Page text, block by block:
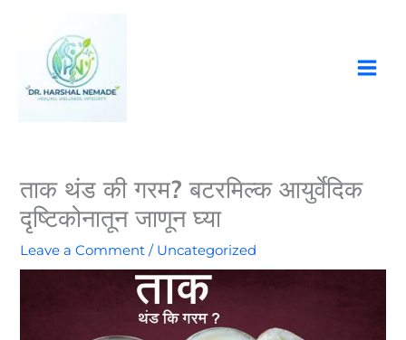
content
ताक थंड की गरम? बटरमिल्क आयुर्वेदिक
दृष्टिकोनातून जाणून घ्या
Leave a Comment / Uncategorized